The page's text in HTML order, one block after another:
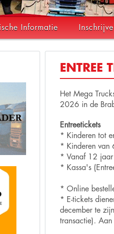
Informatie
ENTREE
Het Mega
2026 in de
Entreetickets
* Kinderen tot
* Kinderen
* Vanaf 12
* Kassa's
* Online
* E-tickets
december te
transactie).